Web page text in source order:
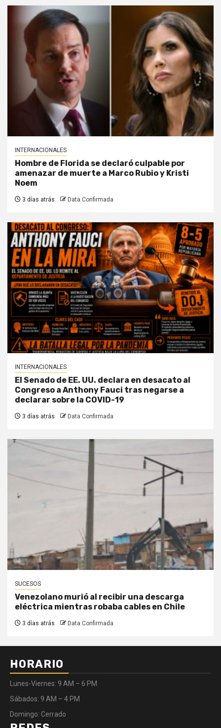
INTERNACIONALES
Hombre de Florida se declaró culpable por
amenazar de muerte a Marco Rubio y Kristi
Noem
3 días atrás Data Confirmada
INTERNACIONALES
El Senado de EE. UU. declara en desacato al
Congreso a Anthony Fauci tras negarse a
declarar sobre la COVID-19
3 días atrás Data Confirmada
SUCESOS
Venezolano murió al recibir una descarga
eléctrica mientras robaba cables en Chile
3 días atrás Data Confirmada
HORARIO
Lunes-Viernes: 9 AM – 6 PM
Sábados: 9 AM – 4 PM
Domingo: Cerrado